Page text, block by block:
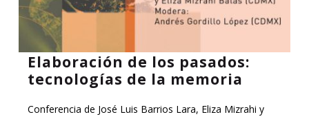
Elaboración de los pasados:
tecnologías de la memoria
Conferencia de José Luis Barrios Lara, Eliza Mizrahi y